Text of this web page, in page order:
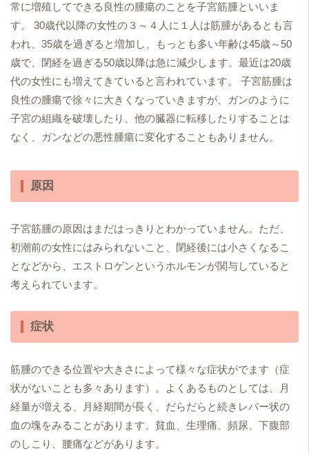
常に増殖してできる良性の腫瘍のことを子宮筋腫といいま
す。 30歳代以降の女性の３～４人に１人は筋腫があるとも言
われ、35歳を過ぎると増加し、もっとも多い年齢は45歳～50
歳で、閉経を過ぎる50歳以降は急に減少します。最近は20歳
代の女性にも増えてきていると言われています。 子宮筋腫は
良性の腫瘍で徐々に大きくなっていきますが、ガンのように
子宮の組織を破壊したり、他の臓器に転移したりすることは
なく、ガンなどの悪性腫瘍に変化することもありません。
原因
子宮筋腫の原因はまだはっきりとわかっていません。ただ、
初潮前の女性にはみられないこと、閉経後には小さくなるこ
となどから、エストロゲンというホルモンが関与していると
考えられています。
症状
筋腫のできる位置や大きさによって様々な症状がでます（症
状がないことも多々あります）。よくあるものとしては、月
経量が増える、月経期間が長く、だらだらと続きレバー状の
血の塊をみることがあります。貧血、生理痛、頻尿、下腹部
のしこり、腰痛などがあります。